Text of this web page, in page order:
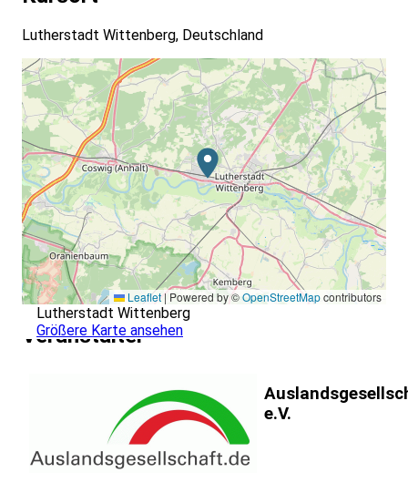
Lutherstadt Wittenberg, Deutschland
Leaflet | Powered by ©OpenStreetMapcontributors
Lutherstadt Wittenberg
Größere Karte ansehen
Veranstalter
e.V.